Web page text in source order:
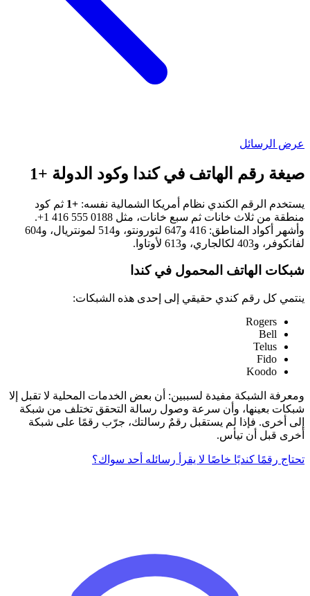
عرض الرسائل
صيغة رقم الهاتف في كندا وكود الدولة +1
يستخدم الرقم الكندي نظام أمريكا الشمالية نفسه: +1
ثم كود
منطقة من ثلاث خانات ثم سبع خانات، مثل +1 416 555 0188
.
وأشهر أكواد المناطق: 416 و647 لتورونتو، و514 لمونتريال، و604
لفانكوفر، و403 لكالجاري، و613 لأوتاوا.
شبكات الهاتف المحمول في كندا
ينتمي كل رقم كندي حقيقي إلى إحدى هذه الشبكات:
Rogers
Bell
Telus
Fido
Koodo
ومعرفة الشبكة مفيدة لسببين: أن بعض الخدمات المحلية لا تقبل إلا
شبكات بعينها، وأن سرعة وصول رسالة التحقق تختلف من شبكة
إلى أخرى. فإذا لم يستقبل رقمٌ رسالتك، جرّب رقمًا على شبكة
أخرى قبل أن تيأس.
تحتاج رقمًا كنديًا خاصًا لا يقرأ رسائله أحد سواك؟